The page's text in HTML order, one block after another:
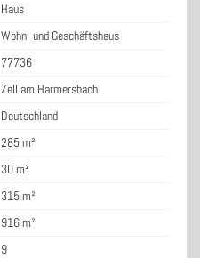
Haus
Wohn- und Geschäftshaus
77736
Zell am Harmersbach
Deutschland
285 m²
30 m²
315 m²
916 m²
9